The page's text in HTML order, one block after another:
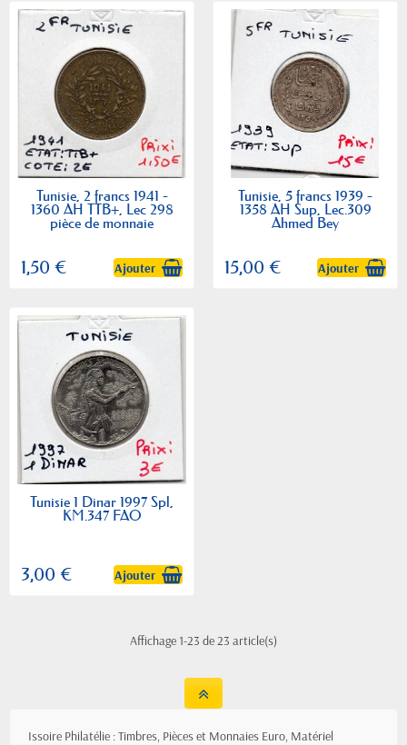
Tunisie, 2 francs 1941 -
1360 AH TTB+, Lec 298
pièce de monnaie
1,50 € Ajouter
Tunisie, 5 francs 1939 -
1358 AH Sup, Lec.309
Ahmed Bey
15,00 € Ajouter
Tunisie 1 Dinar 1997 Spl,
KM.347 FAO
3,00 € Ajouter
Affichage 1-23 de 23 article(s)
Issoire Philatélie : Timbres, Pièces et Monnaies Euro, Matériel